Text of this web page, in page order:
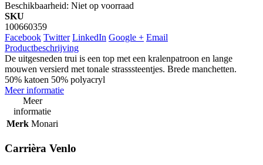
Beschikbaarheid: Niet op voorraad
SKU
100660359
Facebook Twitter LinkedIn Google + Email
Productbeschrijving
De uitgesneden trui is een top met een kralenpatroon en lange
mouwen versierd met tonale strasssteentjes. Brede manchetten.
50% katoen 50% polyacryl
Meer informatie
Meer
informatie
Merk Monari
Carrièra Venlo